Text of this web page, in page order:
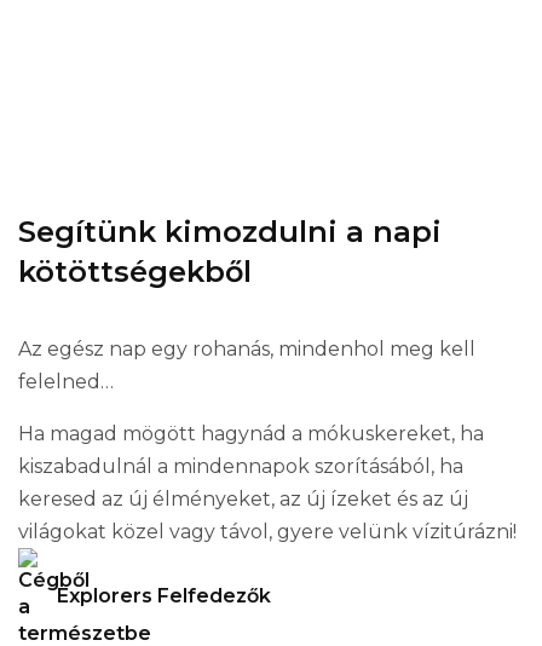
Segítünk kimozdulni a napi
kötöttségekből
Az egész nap egy rohanás, mindenhol meg kell
felelned…
Ha magad mögött hagynád a mókuskereket, ha
kiszabadulnál a mindennapok szorításából, ha
keresed az új élményeket, az új ízeket és az új
világokat közel vagy távol, gyere velünk vízitúrázni!
Explorers Felfedezők